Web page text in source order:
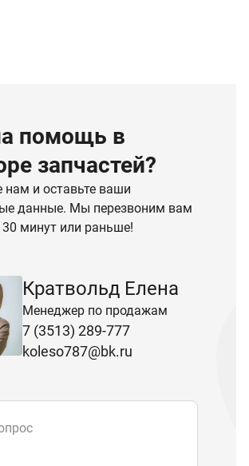
помощь в
запчастей?
нам и оставьте ваши
данные. Мы перезвоним вам
30 минут или раньше!
Кратвольд Елена
Менеджер по продажам
7 (3513) 289-777
koleso787@bk.ru